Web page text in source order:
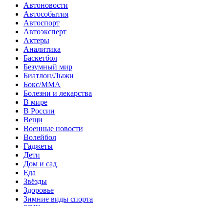
Автоновости
Автособытия
Автоспорт
Автоэксперт
Актеры
Аналитика
Баскетбол
Безумный мир
Биатлон/Лыжи
Бокс/MMA
Болезни и лекарства
В мире
В России
Вещи
Военные новости
Волейбол
Гаджеты
Дети
Дом и сад
Еда
Звёзды
Здоровье
Зимние виды спорта